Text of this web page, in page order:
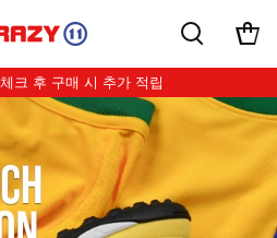
체크 후 구매 시 추가 적립